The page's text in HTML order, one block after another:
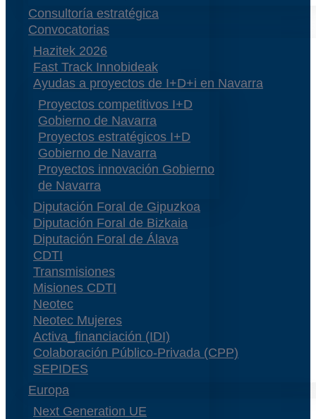
Consultoría estratégica
Convocatorias
Hazitek 2026
Fast Track Innobideak
Ayudas a proyectos de I+D+i en Navarra
Proyectos competitivos I+D
Gobierno de Navarra
Proyectos estratégicos I+D
Gobierno de Navarra
Proyectos innovación Gobierno
de Navarra
Diputación Foral de Gipuzkoa
Diputación Foral de Bizkaia
Diputación Foral de Álava
CDTI
Transmisiones
Misiones CDTI
Neotec
Neotec Mujeres
Activa_financiación (IDI)
Colaboración Público-Privada (CPP)
SEPIDES
Europa
Next Generation UE